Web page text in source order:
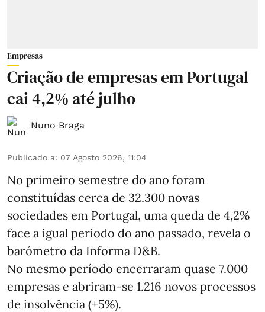
Empresas
Criação de empresas em Portugal
cai 4,2% até julho
Nuno Braga
Publicado a: 07 Agosto 2026, 11:04
No primeiro semestre do ano foram
constituídas cerca de 32.300 novas
sociedades em Portugal, uma queda de 4,2%
face a igual período do ano passado, revela o
barómetro da Informa D&B.
No mesmo período encerraram quase 7.000
empresas e abriram‑se 1.216 novos processos
de insolvência (+5%).